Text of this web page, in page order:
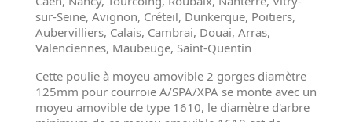
sur-Seine, Avignon, Créteil, Dunkerque, Poitiers,
Aubervilliers, Calais, Cambrai, Douai, Arras,
Valenciennes, Maubeuge, Saint-Quentin
Cette poulie à moyeu amovible 2 gorges diamètre
125mm pour courroie A/SPA/XPA se monte avec un
moyeu amovible de type 1610, le diamètre d'arbre